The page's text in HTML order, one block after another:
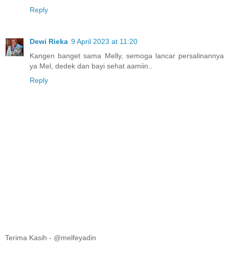
Reply
Dewi Rieka 9 April 2023 at 11:20
Kangen banget sama Melly, semoga lancar persalinannya
ya Mel, dedek dan bayi sehat aamiin..
Reply
Terima Kasih - @melfeyadin